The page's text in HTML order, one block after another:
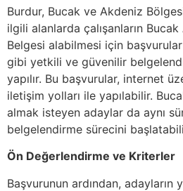
Burdur, Bucak ve Akdeniz
ilgili alanlarda çalışanların
Belgesi alabilmesi için
gibi yetkili ve güvenilir
yapılır. Bu başvurular, internet
iletişim yolları ile yapılabilir.
almak isteyen adaylar da aynı
belgelendirme sürecini
Ön Değerlendirme ve Kriterler
Başvurunun ardından,